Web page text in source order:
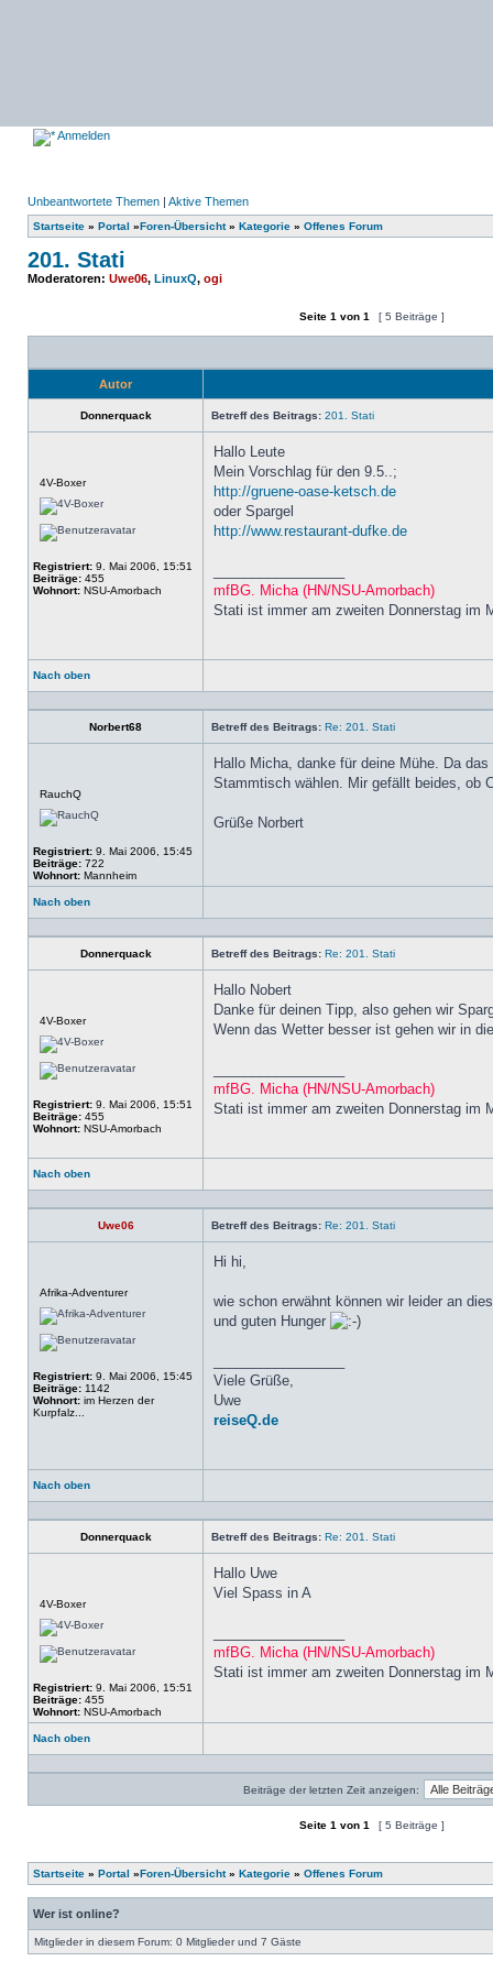
Anmelden
Unbeantwortete Themen | Aktive Themen
Startseite » Portal »Foren-Übersicht» Kategorie » Offenes Forum
201. Stati
Moderatoren: Uwe06, LinuxQ, ogi
Ein neues Thema erstellenAuf das Thema antworten
Seite 1 von 1 [ 5 Beiträge ]
Autor
Donnerquack Betreff des Beitrags: 201. Stati
4V-Boxer
Registriert: 9. Mai 2006, 15:51
Beiträge: 455
Wohnort: NSU-Amorbach
Hallo Leute
Mein Vorschlag für den 9.5..;
http://gruene-oase-ketsch.de
oder Spargel
http://www.restaurant-dufke.de
mfBG. Micha (HN/NSU-Amorbach)
Stati ist immer am zweiten Donnerstag im
Nach oben
Profil
Norbert68 Betreff des Beitrags: Re: 201. Stati
RauchQ
Registriert: 9. Mai 2006, 15:45
Beiträge: 722
Wohnort: Mannheim
Hallo Micha, danke für deine Mühe. Da
Stammtisch wählen. Mir gefällt beides, ob
Grüße Norbert
Nach oben
Profil
Donnerquack Betreff des Beitrags: Re: 201. Stati
4V-Boxer
Registriert: 9. Mai 2006, 15:51
Beiträge: 455
Wohnort: NSU-Amorbach
Hallo Nobert
Danke für deinen Tipp, also gehen wir
Wenn das Wetter besser ist gehen wir in
mfBG. Micha (HN/NSU-Amorbach)
Stati ist immer am zweiten Donnerstag im
Nach oben
Profil
Uwe06 Betreff des Beitrags: Re: 201. Stati
Afrika-Adventurer
Registriert: 9. Mai 2006, 15:45
Beiträge: 1142
Wohnort: im Herzen der
Kurpfalz...
Hi hi,
wie schon erwähnt können wir leider an
und guten Hunger
Viele Grüße,
Uwe
reiseQ.de
Nach oben
Profil
Donnerquack Betreff des Beitrags: Re: 201. Stati
4V-Boxer
Registriert: 9. Mai 2006, 15:51
Beiträge: 455
Wohnort: NSU-Amorbach
Hallo Uwe
Viel Spass in A
mfBG. Micha (HN/NSU-Amorbach)
Stati ist immer am zweiten Donnerstag im
Nach oben
Profil
Beiträge der letzten Zeit anzeigen:
Seite 1 von 1 [ 5 Beiträge ]
Startseite » Portal »Foren-Übersicht» Kategorie » Offenes Forum
Wer ist online?
Mitglieder in diesem Forum: 0 Mitglieder und 7 Gäste